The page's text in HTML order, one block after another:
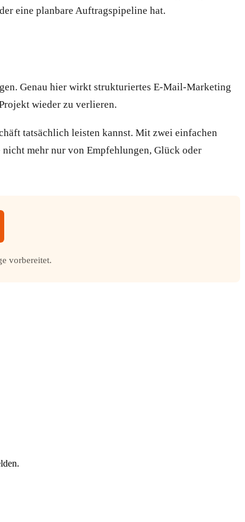
eine planbare Auftragspipeline hat.
Genau hier wirkt strukturiertes E-Mail-Marketing
wieder zu verlieren.
tatsächlich leisten kannst. Mit zwei einfachen
mehr nur von Empfehlungen, Glück oder
vorbereitet.